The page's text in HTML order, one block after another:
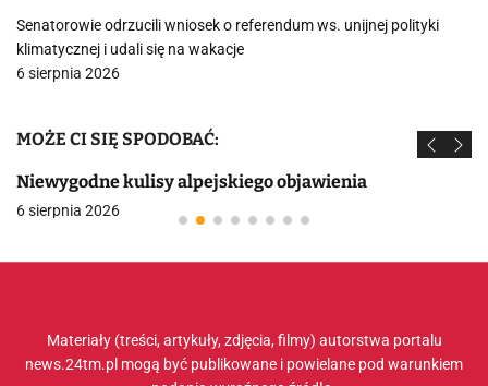
Senatorowie odrzucili wniosek o referendum ws. unijnej polityki
klimatycznej i udali się na wakacje
6 sierpnia 2026
MOŻE CI SIĘ SPODOBAĆ:
Niewygodne kulisy alpejskiego objawienia
6 sierpnia 2026
Materiały (treści, artykuły, zdjęcia, filmy) autorstwa portalu
news.24tm.pl mogą być publikowane i powielane pod warunkiem